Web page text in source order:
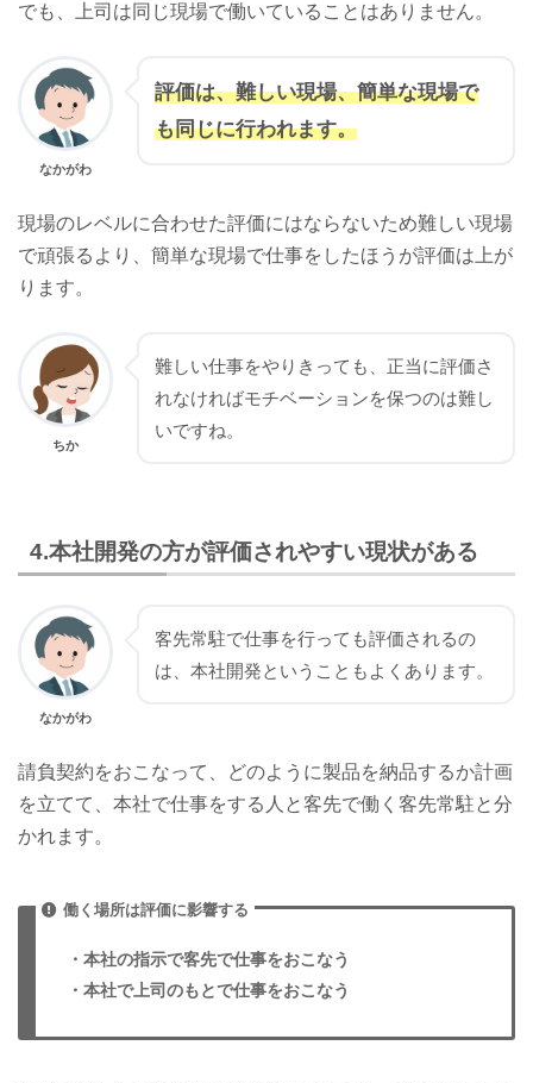
でも、上司は同じ現場で働いていることはありません。
なかがわ
評価は、難しい現場、簡単な現場で
も同じに行われます。
現場のレベルに合わせた評価にはならないため難しい現場
で頑張るより、簡単な現場で仕事をしたほうが評価は上が
ります。
ちか
難しい仕事をやりきっても、正当に評価さ
れなければモチベーションを保つのは難し
いですね。
4.本社開発の方が評価されやすい現状がある
なかがわ
客先常駐で仕事を行っても評価されるの
は、本社開発ということもよくあります。
請負契約をおこなって、どのように製品を納品するか計画
を立てて、本社で仕事をする人と客先で働く客先常駐と分
かれます。
働く場所は評価に影響する
・本社の指示で客先で仕事をおこなう
・本社で上司のもとで仕事をおこなう